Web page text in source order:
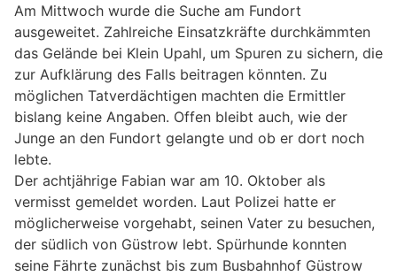
Am Mittwoch wurde die Suche am Fundort
ausgeweitet. Zahlreiche Einsatzkräfte durchkämmten
das Gelände bei Klein Upahl, um Spuren zu sichern, die
zur Aufklärung des Falls beitragen könnten. Zu
möglichen Tatverdächtigen machten die Ermittler
bislang keine Angaben. Offen bleibt auch, wie der
Junge an den Fundort gelangte und ob er dort noch
lebte.
Der achtjährige Fabian war am 10. Oktober als
vermisst gemeldet worden. Laut Polizei hatte er
möglicherweise vorgehabt, seinen Vater zu besuchen,
der südlich von Güstrow lebt. Spürhunde konnten
seine Fährte zunächst bis zum Busbahnhof Güstrow